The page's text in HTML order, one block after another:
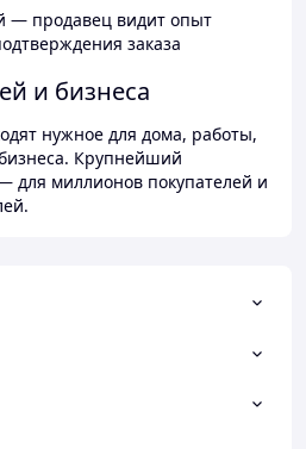
— продавец видит опыт
заказа
и бизнеса
нужное для дома, работы,
Крупнейший
для миллионов покупателей и